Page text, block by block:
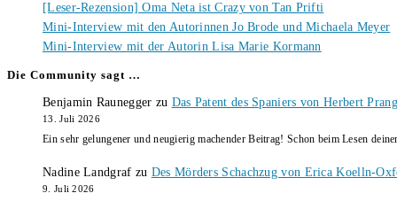
[Leser-Rezension] Oma Neta ist Crazy von Tan Prifti
Mini-Interview mit den Autorinnen Jo Brode und Michaela Meyer
Mini-Interview mit der Autorin Lisa Marie Kormann
Die Community sagt …
Benjamin Raunegger zu Das Patent des Spaniers von Herbert
13. Juli 2026
Ein sehr gelungener und neugierig machender Beitrag! Schon beim Lesen
Nadine Landgraf zu Des Mörders Schachzug von Erica Koelln-
9. Juli 2026